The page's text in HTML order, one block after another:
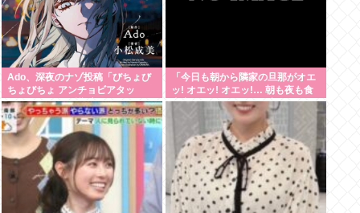
Ado、深夜のナゾ投稿「びちょび
ちょびちょ アンチョビアタッ
ク！」 SNSに反響広がる
「今日も朝から隣家の旦那がオエ
ッ! オエッ! オエッ!… 朝も夜も食
事中もかなりえづきの音がして不
愉快な1日が始まります…」